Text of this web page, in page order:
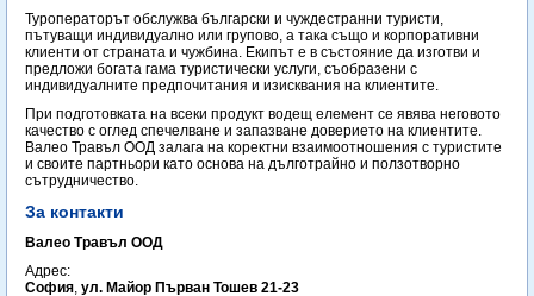
Туроператорът обслужва български и чуждестранни туристи,
пътуващи индивидуално или групово, а така също и корпоративни
клиенти от страната и чужбина. Екипът е в състояние да изготви и
предложи богата гама туристически услуги, съобразени с
индивидуалните предпочитания и изисквания на клиентите.
При подготовката на всеки продукт водещ елемент се явява неговото
качество с оглед спечелване и запазване доверието на клиентите.
Валео Травъл ООД залага на коректни взаимоотношения с туристите
и своите партньори като основа на дълготрайно и ползотворно
сътрудничество.
За контакти
Валео Травъл ООД
Адрес:
София, ул. Майор Първан Тошев 21-23